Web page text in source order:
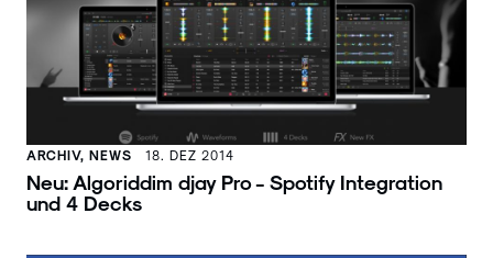
ARCHIV, NEWS 18. DEZ 2014
Neu: Algoriddim djay Pro - Spotify Integration
und 4 Decks